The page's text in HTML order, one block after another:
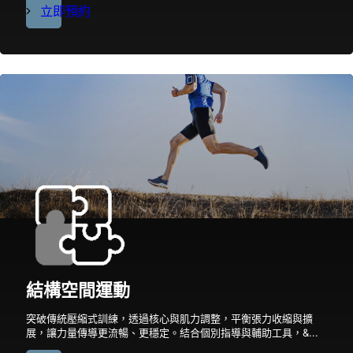
立即預約
結構空間運動
突破傳統壓縮式訓練，透過核心與肌力調整，平衡張力收縮與擴
展，讓力量傳導更流暢、更穩定。結合個別指導與輔助工具，&...